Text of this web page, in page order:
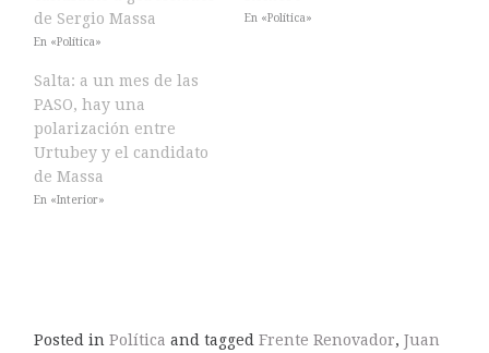
de Sergio Massa
En «Política»
En «Política»
Salta: a un mes de las
PASO, hay una
polarización entre
Urtubey y el candidato
de Massa
En «Interior»
Posted in Política and tagged Frente Renovador, Juan